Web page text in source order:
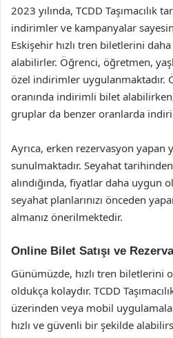
2023 yılında, TCDD Taşımacılık
indirimler ve kampanyalar
Eskişehir hızlı tren biletlerini
alabilirler. Öğrenci, öğretmen,
özel indirimler uygulanmaktadır.
oranında indirimli bilet
gruplar da benzer oranlarda
Ayrıca, erken rezervasyon
sunulmaktadır. Seyahat
alındığında, fiyatlar daha uygun
seyahat planlarınızı önceden
almanız önerilmektedir.
Online Bilet Satışı ve
Günümüzde, hızlı tren biletlerini
oldukça kolaydır. TCDD
üzerinden veya mobil
hızlı ve güvenli bir şekilde